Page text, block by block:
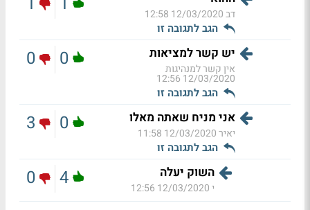
דב12/03/2020 12:58
הגב לתגובה זו
יש קשר למציאות
אין קשר למנהיגות
12/03/2020 12:56
הגב לתגובה זו
0
0
אני מניח שאתה מאלו
יאיר12/03/2020 11:58
הגב לתגובה זו
0
3
השוק יעלה
י12/03/2020 12:56
4
0